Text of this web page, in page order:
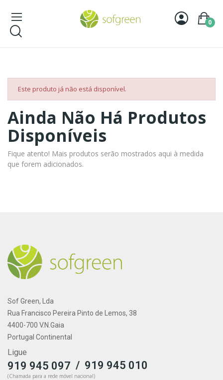
0
Este produto já não está disponível.
Ainda Não Há Produtos
Disponíveis
Fique atento! Mais produtos serão mostrados aqui à medida
que forem adicionados.
Sof Green, Lda
Rua Francisco Pereira Pinto de Lemos, 38
4400-700 V.N.Gaia
Portugal Continental
Ligue
919 945 097 / 919 945 010
(Chamada para a rede móvel nacional)